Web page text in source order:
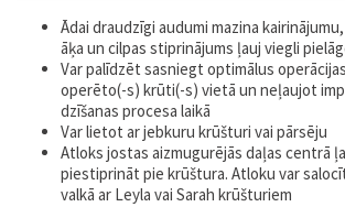
Ādai draudzīgi audumi mazina
āķa un cilpas stiprinājums ļauj viegli
Var palīdzēt sasniegt optimālus
operēto(-s) krūti(-s) vietā un neļaujot
dzīšanas procesa laikā
Var lietot ar jebkuru krūšturi vai pārsēju
Atloks jostas aizmugurējās daļas centrā
piestiprināt pie krūštura. Atloku var
valkā ar Leyla vai Sarah krūšturiem